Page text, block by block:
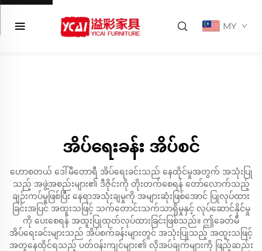
MY
အိပ်ရေးခန်း အိပ်စင်
ဟောစတယ် ဒေါ်မီတောရီ အိပ်ရေးခင်းသည် နေထိုင်မှုအတွက် အသုံးပြု
သည့် အဖွဲ့အစည်းများ၏ ဒီဇိုင်းကို တိုးတက်စေရန် တော်လောက်သည့်
ချဉ်းကပ်မှုဖြစ်ပြီး နေရာအသုံးချမှုကို အများဆုံးဖြစ်အောင် ပြုလုပ်ထား
ခြင်းအပြင် အထူးသဖြင့် သက်တောင်းသက်သာရှိမှုနှင့် လုပ်ဆောင်နိုင်မှု
ကို ပေးစေရန် အထူးပြုထုတ်လုပ်ထားခြင်းဖြစ်သည်။ ဤခေတ်မီ
အိပ်ရေးခင်းများသည် အိပ်စက်ခန်းများတွင် အသုံးပြုသည့် အထူးသဖြင့်
အတူနေထိုင်ရသည့် ပတ်ဝန်းကျင်များ၏ လိုအပ်ချက်များကို ဖြည့်ဆည်း